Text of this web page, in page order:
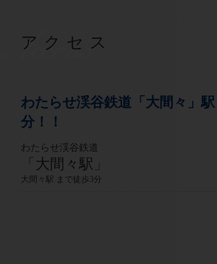
アクセス
わたらせ渓谷鉄道「大間々」
分！！
わたらせ渓谷鉄道
「大間々駅」
大間々駅 まで徒歩3分